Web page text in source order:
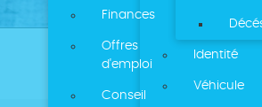
Finances
Offres
d'emploi
Conseil
Identité
Véhicule